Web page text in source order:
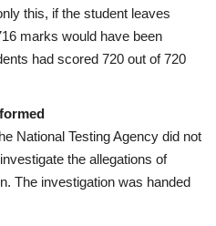
this, if the student leaves
marks would have been
had scored 720 out of 720
National Testing Agency did not
the allegations of
The investigation was handed